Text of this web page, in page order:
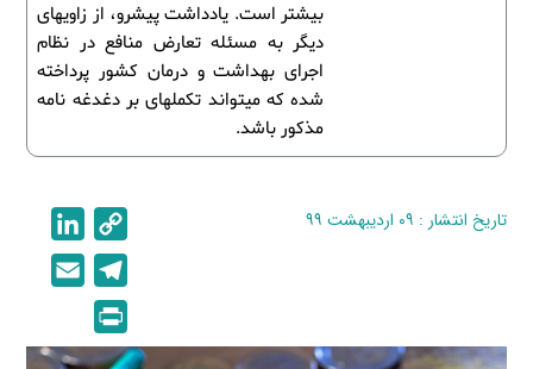
بیشتر است. یادداشت پیش­رو، از زاویه­ای
دیگر به مسئله تعارض منافع در نظام
اجرای بهداشت و درمان کشور پرداخته
شده که می­تواند تکمله­ای بر دغدغه نامه
مذکور باشد.
تاریخ انتشار : ۰۹ اردیبهشت ۹۹
o
p
y
L
i
n
e
e
l
r